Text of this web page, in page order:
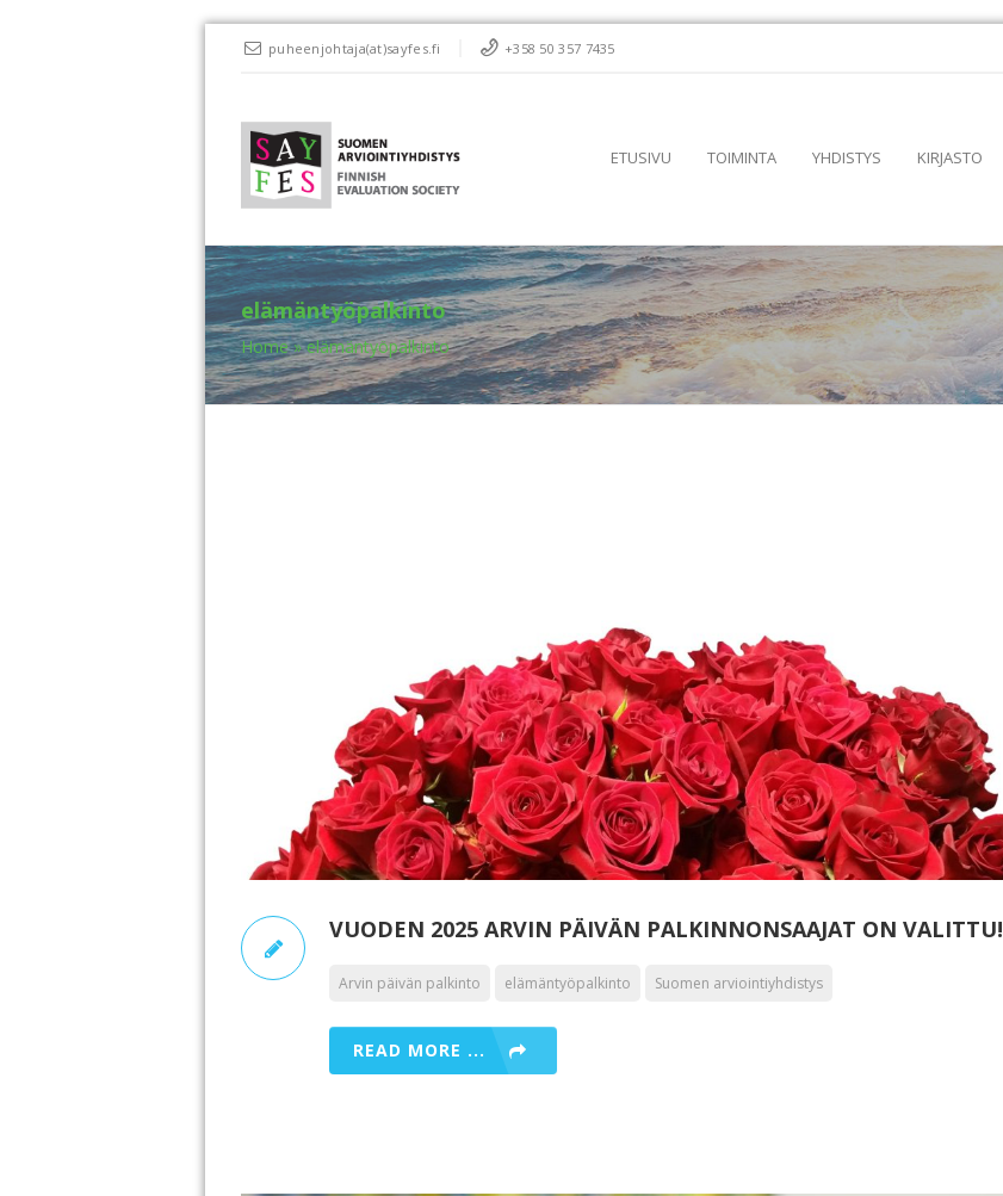
puheenjohtaja(at)sayfes.fi +358 50 357 7435
ETUSIVU TOIMINTA YHDISTYS KIRJASTO
elämäntyöpalkinto
Home »elämäntyöpalkinto
VUODEN 2025 ARVIN PÄIVÄN PALKINNONSAAJAT ON VALITTU!
Arvin päivän palkinto elämäntyöpalkinto Suomen arviointiyhdistys
READ MORE ...